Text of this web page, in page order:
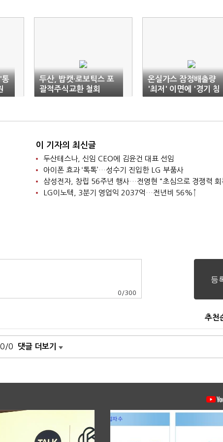
통
두산, 밥캣·로보틱스 포
괄적주식교환 철회
온실가스 잠정배출량
'최저' 이면에 '경기 침
체'
이 기자의 최신글
두산테스나, 신임 CEO에 김윤건 대표 선임
아이폰 효과 ‘톡톡’…성수기 진입한 LG 부품사
삼성전자, 창립 56주년 행사…전영현 “초심으로 경쟁력 회
LG이노텍, 3분기 영업익 2037억…전년비 56%↑
0 /300
추천
0/0 댓글 더보기